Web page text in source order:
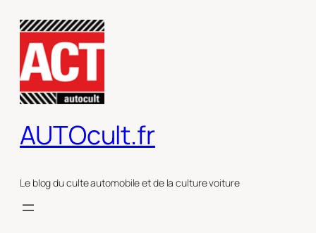
contenu
AUTOcult.fr
Le blog du culte automobile et de la culture voiture